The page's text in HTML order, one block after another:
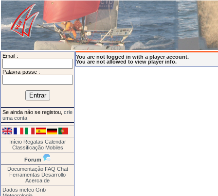
Email :
Palavra-passe :
Se ainda não se registou, crie
uma conta
Início Regatas Calendar
Classificação Mobiles
Forum
Documentação FAQ Chat
Ferramentas Desarrollo
Acerca de
Dados meteo Grib
You are not logged in with a player account.
You are not allowed to view player info.